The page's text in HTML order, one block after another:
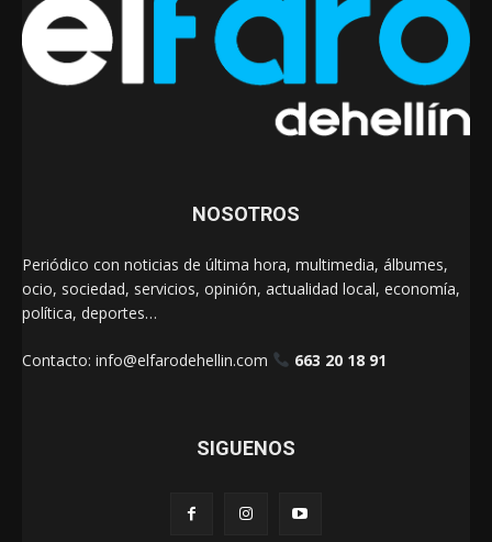
NOSOTROS
Periódico con noticias de última hora, multimedia, álbumes,
ocio, sociedad, servicios, opinión, actualidad local, economía,
política, deportes…
Contacto: info@elfarodehellin.com 663 20 18 91
SIGUENOS